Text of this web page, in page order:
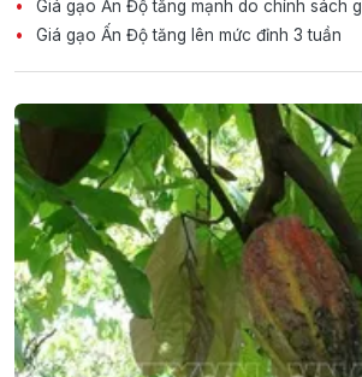
Giá gạo Ấn Độ tăng mạnh do chính sách
Giá gạo Ấn Độ tăng lên mức đỉnh 3 tuần